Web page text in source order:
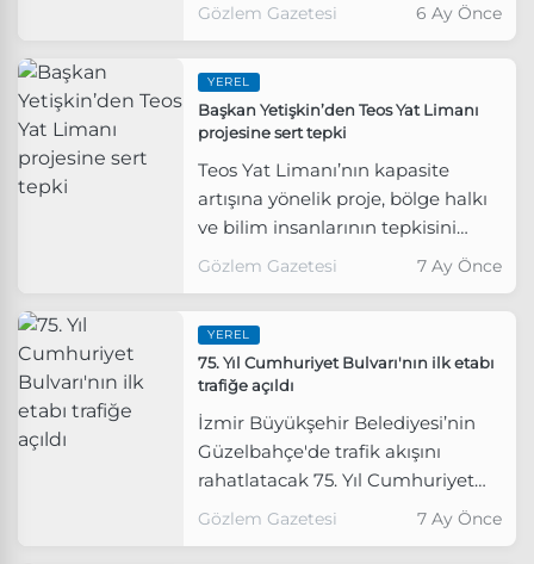
Gözlem Gazetesi 6 Ay Önce
YEREL
Başkan Yetişkin’den Teos Yat Limanı
projesine sert tepki
Teos Yat Limanı’nın kapasite
artışına yönelik proje, bölge halkı
ve bilim insanlarının tepkisini
çekmeye devam ediyor.
Gözlem Gazetesi 7 Ay Önce
YEREL
75. Yıl Cumhuriyet Bulvarı'nın ilk etabı
trafiğe açıldı
İzmir Büyükşehir Belediyesi’nin
Güzelbahçe'de trafik akışını
rahatlatacak 75. Yıl Cumhuriyet
Bulvarı çalışmalarının ilk etabı
Gözlem Gazetesi 7 Ay Önce